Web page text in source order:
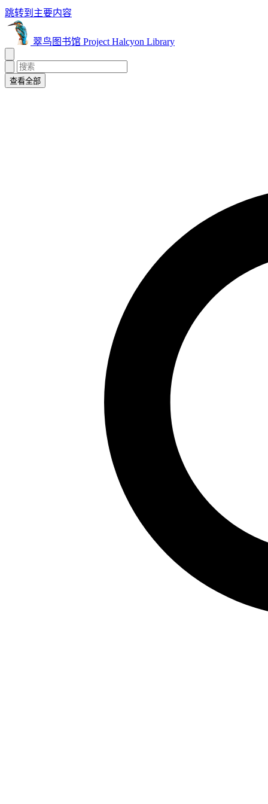
跳转到主要内容
翠鸟图书馆 Project Halcyon Library
查看全部